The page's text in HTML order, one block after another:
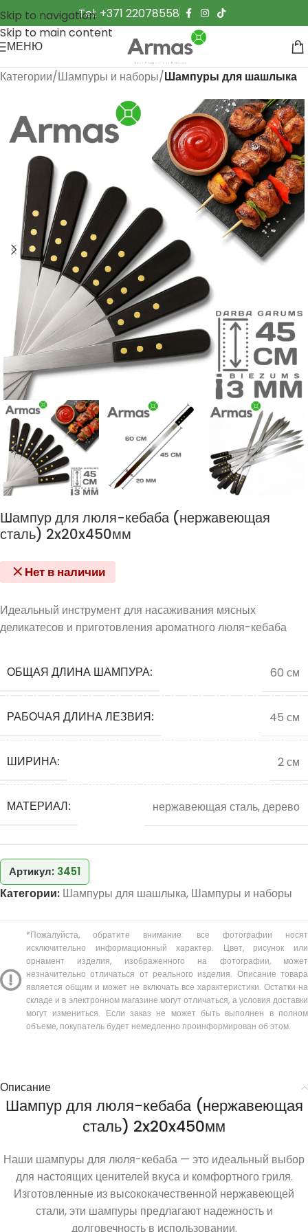
Skip to navigation
Skip to main content
Tel: +371 22078558
МЕНЮ
Категории Шампуры и наборы Шампуры для шашлыка
Шампур для люля-кебаба (нержавеющая
сталь) 2x20x450мм
Нет в наличии
Идеальный инструмент для насаживания мясных
деликатесов и приготовления ароматного люля-кебаба
ОБЩАЯ ДЛИНА ШАМПУРА: 60 см
РАБОЧАЯ ДЛИНА ЛЕЗВИЯ: 45 см
ШИРИНА: 2 см
МАТЕРИАЛ: нержавеющая сталь, дерево
Артикул: 3451
Категории: Шампуры для шашлыка, Шампуры и наборы
*Пожалуйста, обратите внимание: все фотографии носят
исключительно информационный характер. Цвет, рисунок или
орнамент изделия, изображенного на фотографии, может
незначительно отличаться от реального изделия. Описание товара
является общим и может не включать все характеристики. Остатки на
складе и в электронном магазине могут отличаться, а условия доставки
могут измениться. Если заказ не может быть выполнен в полном
объеме, покупатель будет немедленно проинформирован об этом.
Описание
Шампур для люля-кебаба (нержавеющая
сталь) 2x20x450мм
Наши шампуры для люля-кебаба — это идеальный выбор
для настоящих ценителей вкуса и комфортного гриля.
Изготовленные из высококачественной нержавеющей
стали, эти шампуры предлагают надежность и
долговечность в использовании.